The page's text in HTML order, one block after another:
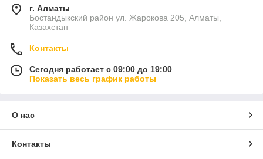
г. Алматы
Бостандыкский район ул. Жарокова 205, Алматы,
Казахстан
Контакты
Сегодня работает с 09:00 до 19:00
Показать весь график работы
О нас
Контакты